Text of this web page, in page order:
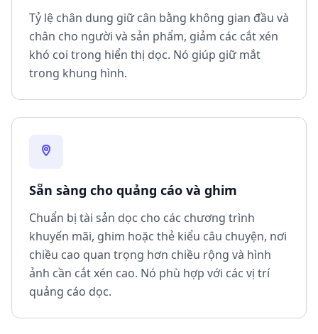
Tỷ lệ chân dung giữ cân bằng không gian đầu và
chân cho người và sản phẩm, giảm các cắt xén
khó coi trong hiển thị dọc. Nó giúp giữ mắt
trong khung hình.
Sẵn sàng cho quảng cáo và ghim
Chuẩn bị tài sản dọc cho các chương trình
khuyến mãi, ghim hoặc thẻ kiểu câu chuyện, nơi
chiều cao quan trọng hơn chiều rộng và hình
ảnh cần cắt xén cao. Nó phù hợp với các vị trí
quảng cáo dọc.